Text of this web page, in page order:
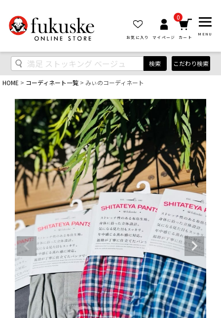
お気に入り マイページ
0
カート
MENU
検索 こだわり検索
HOME コーディネート一覧 みぃのコーディネート